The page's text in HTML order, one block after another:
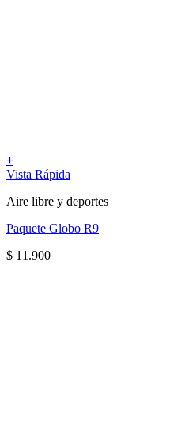
+
Vista Rápida
Aire libre y deportes
Paquete Globo R9
$ 11.900